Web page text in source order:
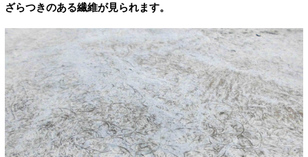
ざらつきのある繊維が見られます。